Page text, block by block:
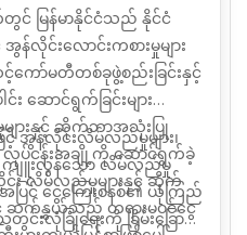
င် မြန်မာနိုင်ငံသည် နိုင်ငံ
င်းလောင်းကစားမှုများ
ော်မတီတစ်ခုဖွဲ့စည်းခြင်းနှင့်
ဆောင်ရွက်ခြင်းများ
ားနှင့် ဆိုက်ဘာအသုံးပြု
လုပ်ငန်းအချို့ကို ဆောင်ရွက်ခဲ့
င်း လိမ်လည်မှုများနှင့် ဆိုက်
ဆက်နွှယ်သည့် တရားမဝင်ငွေ
ြင့် အွန်လိုင်းလိမ်လည်မှုများ၊
ကျူးလွန်သော လိမ်လည်မှု
းအပြင် ငွေကြေးစနစ်၏ ယုံကြည်
င်းလုံခြုံရေးကို ခြိမ်းခြောက်